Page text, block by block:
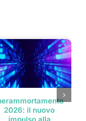
2026: il nuovo
impulso alla